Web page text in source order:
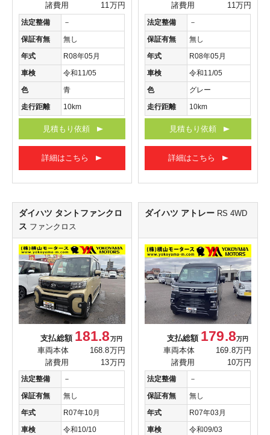
諸費用
11万円
法定整備
－
保証有無
無し
年式
R08年05月
車検
令和11/05
色
青
走行距離
10km
見積もり依頼
詳細はこちら
諸費用
11万円
法定整備
－
保証有無
無し
年式
R08年05月
車検
令和11/05
色
グレー
走行距離
10km
見積もり依頼
詳細はこちら
ダイハツ タントファンクロ
ス ファンクロス
支払総額 181.8万円
車両本体
168.8万円
諸費用
13万円
法定整備
－
保証有無
無し
年式
R07年10月
車検
令和10/10
ダイハツ アトレー RS 4WD
支払総額 179.8万円
車両本体
169.8万円
諸費用
10万円
法定整備
－
保証有無
無し
年式
R07年03月
車検
令和09/03